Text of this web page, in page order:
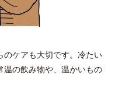
のケアも大切です。冷たい
温の飲み物や、温かいもの